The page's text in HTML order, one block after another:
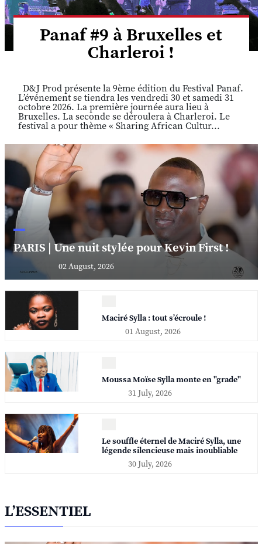
Panaf #9 à Bruxelles et
Charleroi !
D&J Prod présente la 9ème édition du Festival Panaf.
L’événement se tiendra les vendredi 30 et samedi 31
octobre 2026. La première journée aura lieu à
Bruxelles. La seconde se déroulera à Charleroi. Le
festival a pour thème « Sharing African Cultur...
PARIS | Une nuit stylée pour Kevin First !
02 August, 2026
Maciré Sylla : tout s’écroule !
01 August, 2026
Moussa Moïse Sylla monte en "grade"
31 July, 2026
Le souffle éternel de Maciré Sylla, une
légende silencieuse mais inoubliable
30 July, 2026
L’ESSENTIEL